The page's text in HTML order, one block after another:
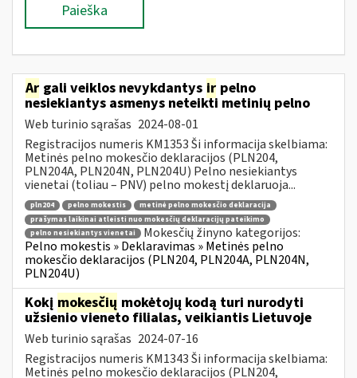
Paieška
Ar gali veiklos nevykdantys ir pelno
nesiekiantys asmenys neteikti metinių pelno
Web turinio sąrašas 2024-08-01
Registracijos numeris KM1353 Ši informacija skelbiama:
Metinės pelno mokesčio deklaracijos (PLN204,
PLN204A, PLN204N, PLN204U) Pelno nesiekiantys
vienetai (toliau – PNV) pelno mokestį deklaruoja...
pln204 pelno mokestis
metinė pelno mokesčio deklaracija
prašymas laikinai atleisti nuo mokesčių deklaracijų pateikimo
pelno nesiekiantys vienetai
Mokesčių žinyno kategorijos:
Pelno mokestis » Deklaravimas » Metinės pelno
mokesčio deklaracijos (PLN204, PLN204A, PLN204N,
PLN204U)
Kokį mokesčių mokėtojų kodą turi nurodyti
užsienio vieneto filialas, veikiantis Lietuvoje
Web turinio sąrašas 2024-07-16
Registracijos numeris KM1343 Ši informacija skelbiama:
Metinės pelno mokesčio deklaracijos (PLN204,